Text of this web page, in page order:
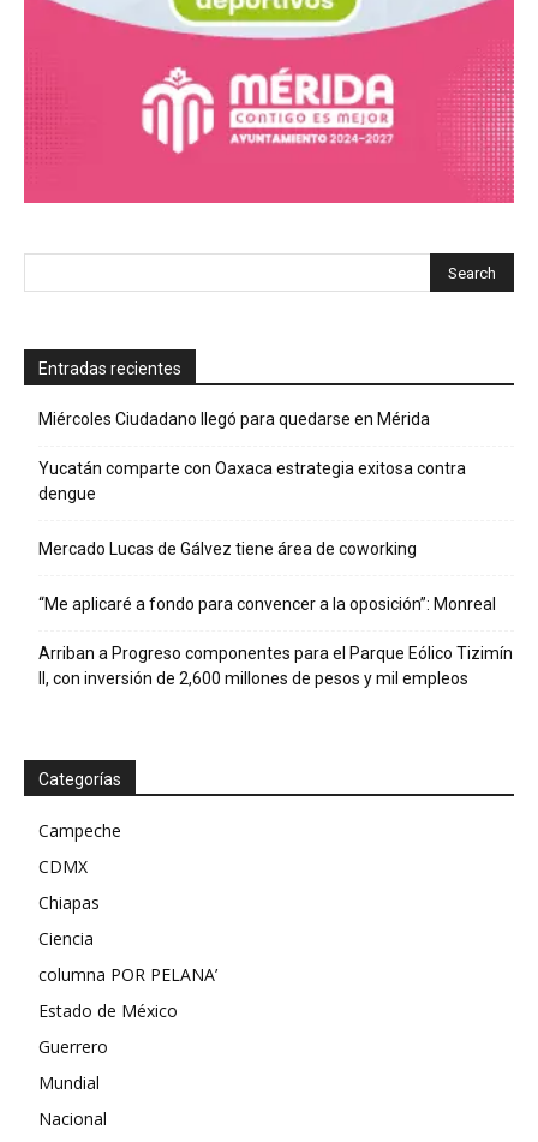
Entradas recientes
Miércoles Ciudadano llegó para quedarse en Mérida
Yucatán comparte con Oaxaca estrategia exitosa contra
dengue
Mercado Lucas de Gálvez tiene área de coworking
“Me aplicaré a fondo para convencer a la oposición”: Monreal
Arriban a Progreso componentes para el Parque Eólico Tizimín
II, con inversión de 2,600 millones de pesos y mil empleos
Categorías
Campeche
CDMX
Chiapas
Ciencia
columna POR PELANA’
Estado de México
Guerrero
Mundial
Nacional